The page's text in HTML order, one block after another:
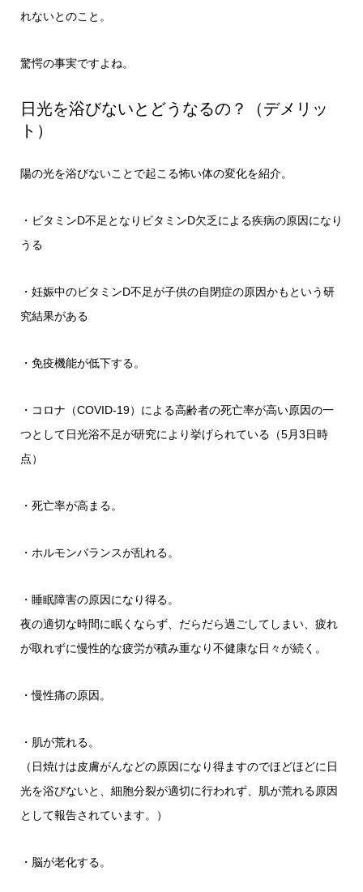
れないとのこと。
驚愕の事実ですよね。
日光を浴びないとどうなるの？（デメリッ
ト）
陽の光を浴びないことで起こる怖い体の変化を紹介。
・ビタミンD不足となりビタミンD欠乏による疾病の原因になり
うる
・妊娠中のビタミンD不足が子供の自閉症の原因かもという研
究結果がある
・免疫機能が低下する。
・コロナ（COVID-19）による高齢者の死亡率が高い原因の一
つとして日光浴不足が研究により挙げられている（5月3日時
点）
・死亡率が高まる。
・ホルモンバランスが乱れる。
・睡眠障害の原因になり得る。
夜の適切な時間に眠くならず、だらだら過ごしてしまい、疲れ
が取れずに慢性的な疲労が積み重なり不健康な日々が続く。
・慢性痛の原因。
・肌が荒れる。
（日焼けは皮膚がんなどの原因になり得ますのでほどほどに日
光を浴びないと、細胞分裂が適切に行われず、肌が荒れる原因
として報告されています。）
・脳が老化する。